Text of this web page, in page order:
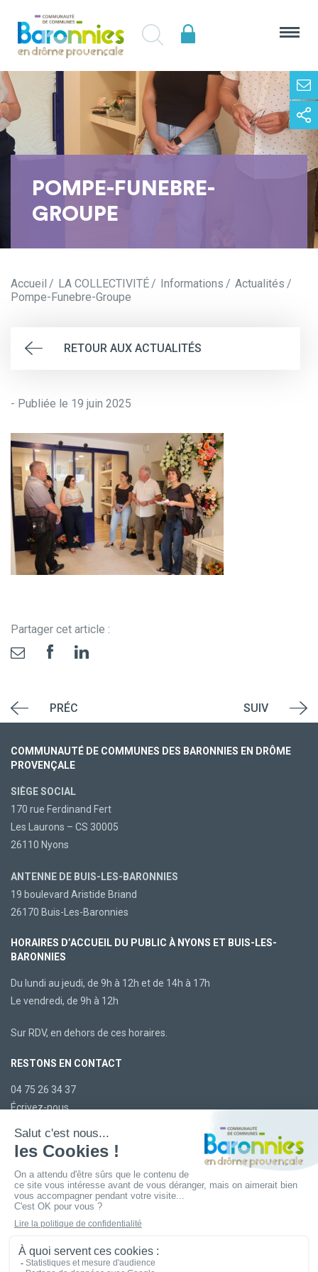
POMPE-FUNEBRE-
GROUPE
Accueil LA COLLECTIVITÉ Informations
Actualités
Pompe-Funebre-Groupe
RETOUR AUX ACTUALITÉS
- Publiée le 19 juin 2025
Partager cet article :
PRÉC SUIV
COMMUNAUTÉ DE COMMUNES DES BARONNIES EN DRÔME
PROVENÇALE
SIÈGE SOCIAL
170 rue Ferdinand Fert
Les Laurons – CS 30005
26110 Nyons
ANTENNE DE BUIS-LES-BARONNIES
19 boulevard Aristide Briand
26170 Buis-Les-Baronnies
HORAIRES D’ACCUEIL DU PUBLIC À NYONS ET BUIS-LES-
BARONNIES
Du lundi au jeudi, de 9h à 12h et de 14h à 17h
Le vendredi, de 9h à 12h
Sur RDV, en dehors de ces horaires.
RESTONS EN CONTACT
04 75 26 34 37
Écrivez-nous
LA CCBDP
Plan du site
Mentions légales
Confidentialité
Accessibilité